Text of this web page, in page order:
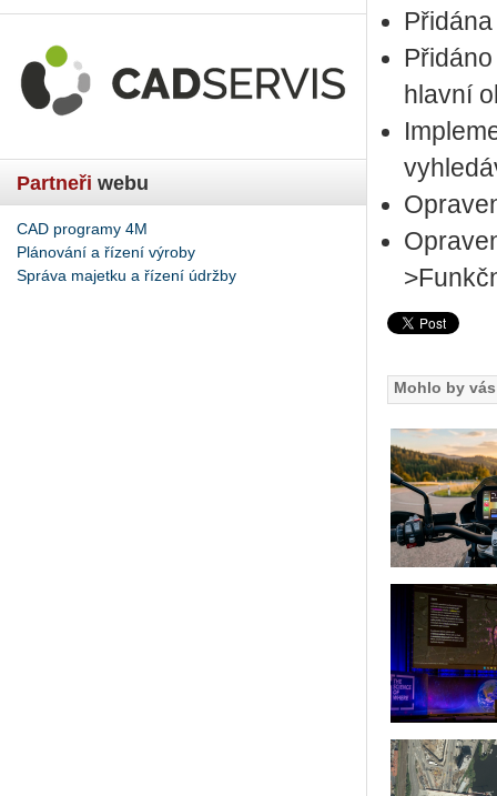
Partneři webu
CAD programy 4M
Plánování a řízení výroby
Správa majetku a řízení údržby
hlavní
Mohlo by